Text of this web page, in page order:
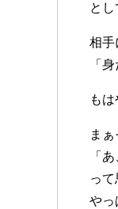
と
相手
「
も
ま
「
っ
やっ